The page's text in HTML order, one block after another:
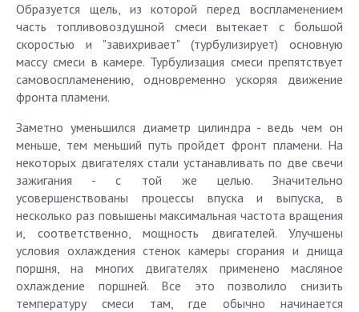
Образуется щель, из которой перед воспламенением
часть топливовоздушной смеси вытекает с большой
скоростью и "завихривает" (турбулизирует) основную
массу смеси в камере. Турбулизация смеси препятствует
самовоспламенению, одновременно ускоряя движение
фронта пламени.
Заметно уменьшился диаметр цилиндра - ведь чем он
меньше, тем меньший путь пройдет фронт пламени. На
некоторых двигателях стали устанавливать по две свечи
зажигания - с той же целью. Значительно
усовершенствованы процессы впуска и выпуска, в
несколько раз повышены максимальная частота вращения
и, соответственно, мощность двигателей. Улучшены
условия охлаждения стенок камеры сгорания и днища
поршня, на многих двигателях применено масляное
охлаждение поршней. Все это позволило снизить
температуру смеси там, где обычно начинается